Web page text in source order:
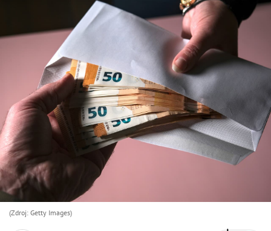
(Zdroj: Getty Images)